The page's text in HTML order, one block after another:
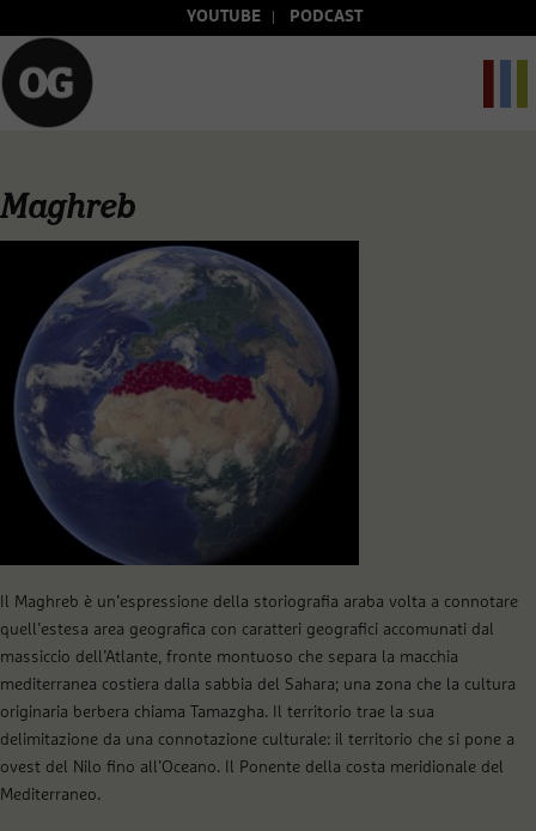
YOUTUBE PODCAST
Maghreb
Il Maghreb è un’espressione della storiografia araba volta a connotare
quell’estesa area geografica con caratteri geografici accomunati dal
massiccio dell’Atlante, fronte montuoso che separa la macchia
mediterranea costiera dalla sabbia del Sahara; una zona che la cultura
originaria berbera chiama Tamazgha. Il territorio trae la sua
delimitazione da una connotazione culturale: il territorio che si pone a
ovest del Nilo fino all’Oceano. Il Ponente della costa meridionale del
Mediterraneo.